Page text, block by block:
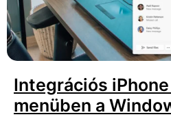
Integrációs
menüben a